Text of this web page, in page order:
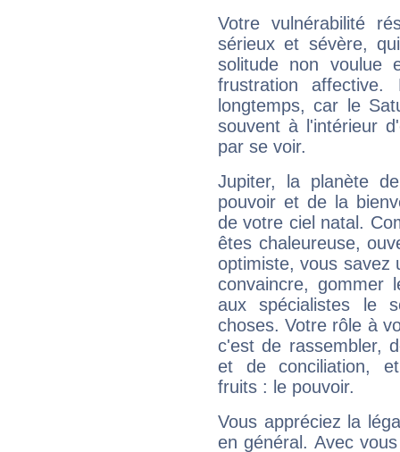
Votre vulnérabilité
sérieux et sévère,
solitude non voulue
frustration
longtemps, car le
souvent à l'intérieur
par se voir.
Jupiter, la planète
pouvoir et de la
de votre ciel natal.
êtes chaleureuse,
optimiste, vous savez
convaincre, gommer
aux spécialistes le
choses. Votre rôle à
c'est de rassembler,
et de conciliation,
fruits : le pouvoir.
Vous appréciez la
en général. Avec